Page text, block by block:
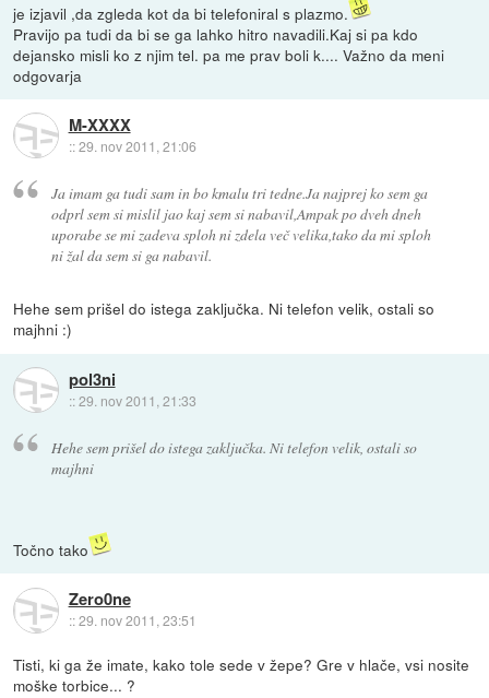
je izjavil ,da zgleda kot da bi telefoniral s plazmo.
Pravijo pa tudi da bi se ga lahko hitro navadili.Kaj si pa kdo
dejansko misli ko z njim tel. pa me prav boli k.... Važno da meni
odgovarja
M-XXXX
::29. nov 2011, 21:06
Ja imam ga tudi sam in bo kmalu tri tedne.Ja najprej ko sem ga
odprl sem si mislil jao kaj sem si nabavil,Ampak po dveh dneh
uporabe se mi zadeva sploh ni zdela več velika,tako da mi sploh
ni žal da sem si ga nabavil.
Hehe sem prišel do istega zaključka. Ni telefon velik, ostali so
majhni :)
pol3ni
::29. nov 2011, 21:33
Hehe sem prišel do istega zaključka. Ni telefon velik, ostali so
majhni
Točno tako
Zero0ne
::29. nov 2011, 23:51
Tisti, ki ga že imate, kako tole sede v žepe? Gre v hlače, vsi nosite
moške torbice... ?